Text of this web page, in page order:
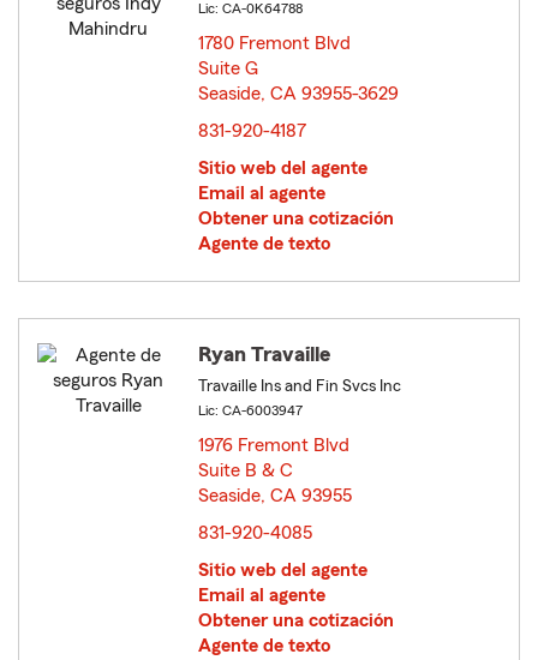
Lic: CA-0K64788
1780 Fremont Blvd
Suite G
Seaside, CA 93955-3629
831-920-4187
Sitio web del agente
Email al agente
Obtener una cotización
Agente de texto
Ryan Travaille
Travaille Ins and Fin Svcs Inc
Lic: CA-6003947
1976 Fremont Blvd
Suite B & C
Seaside, CA 93955
831-920-4085
Sitio web del agente
Email al agente
Obtener una cotización
Agente de texto